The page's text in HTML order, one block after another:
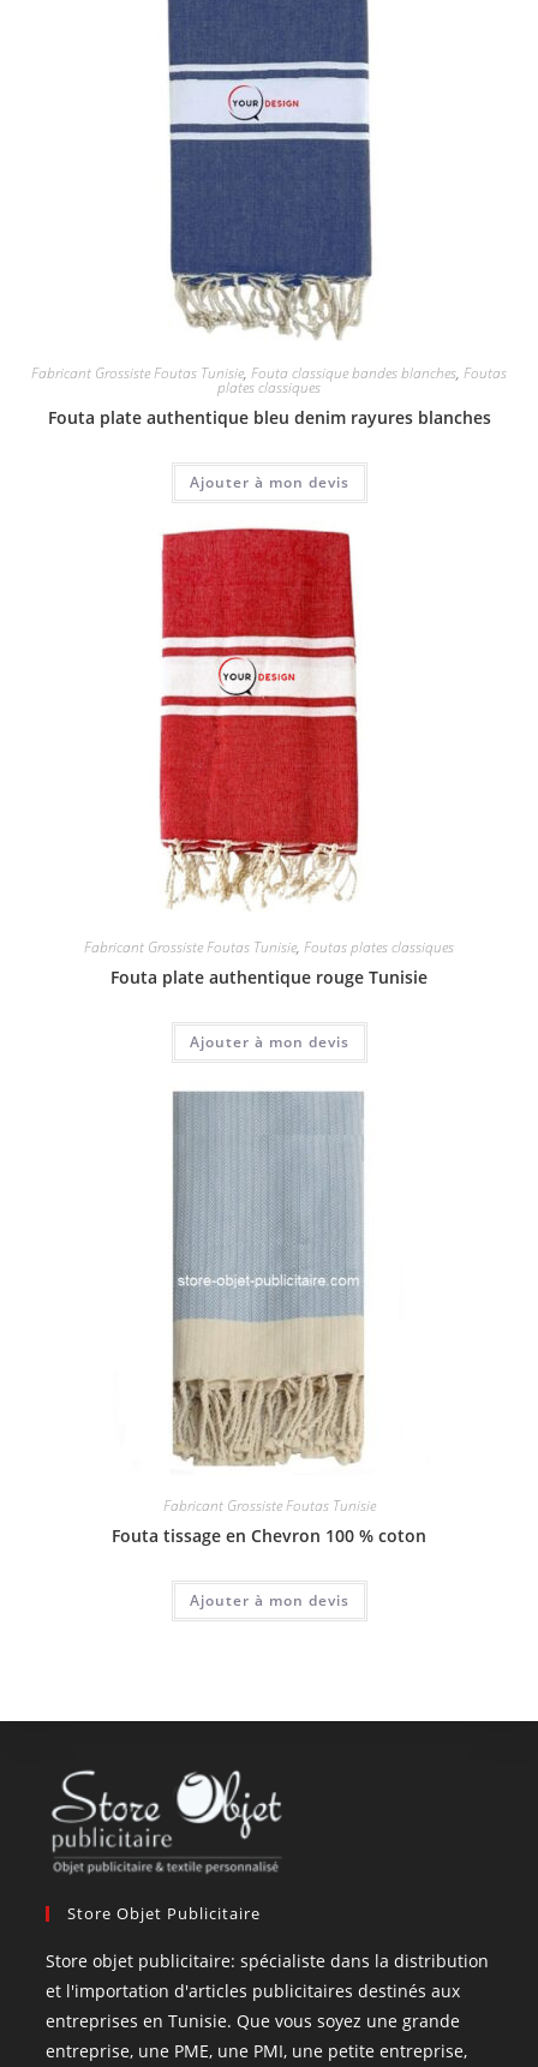
Fabricant Grossiste Foutas Tunisie, Fouta classique bandes blanches, Foutas
plates classiques
Fouta plate authentique bleu denim rayures blanches
Ajouter à mon devis
Fabricant Grossiste Foutas Tunisie, Foutas plates classiques
Fouta plate authentique rouge Tunisie
Ajouter à mon devis
Fabricant Grossiste Foutas Tunisie
Fouta tissage en Chevron 100 % coton
Ajouter à mon devis
Store Objet Publicitaire
Store objet publicitaire: spécialiste dans la distribution
et l'importation d'articles publicitaires destinés aux
entreprises en Tunisie. Que vous soyez une grande
entreprise, une PME, une PMI, une petite entreprise,